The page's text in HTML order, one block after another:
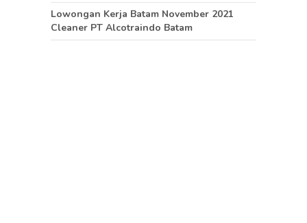
Lowongan Kerja Batam November 2021
Cleaner PT Alcotraindo Batam